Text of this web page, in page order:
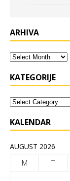
ARHIVA
KATEGORIJE
KALENDAR
AUGUST 2026
M
T